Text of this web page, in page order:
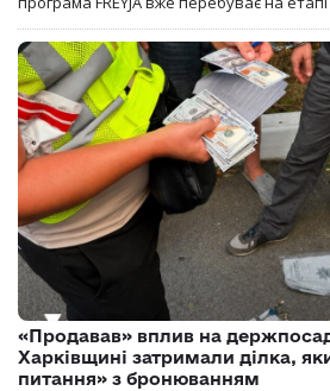
«Продавав» вплив на
Харківщині затримали ділка,
питання» з бронюванням